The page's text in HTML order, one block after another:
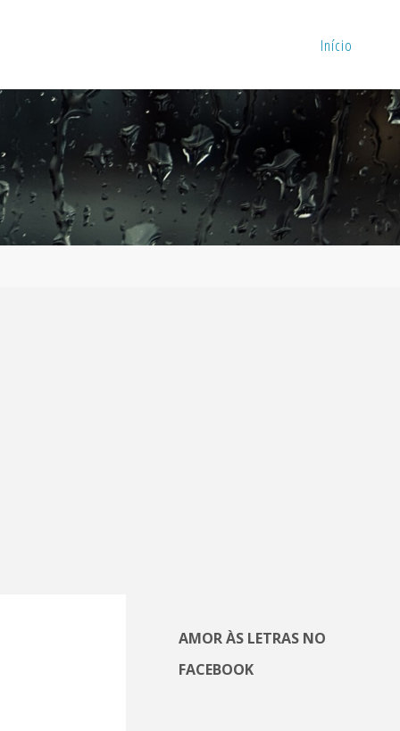
Início
AMOR ÀS LETRAS NO
FACEBOOK